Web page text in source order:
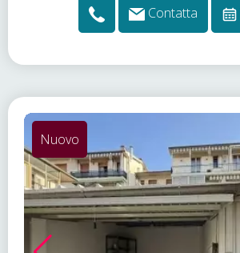
Contatta
Nuovo